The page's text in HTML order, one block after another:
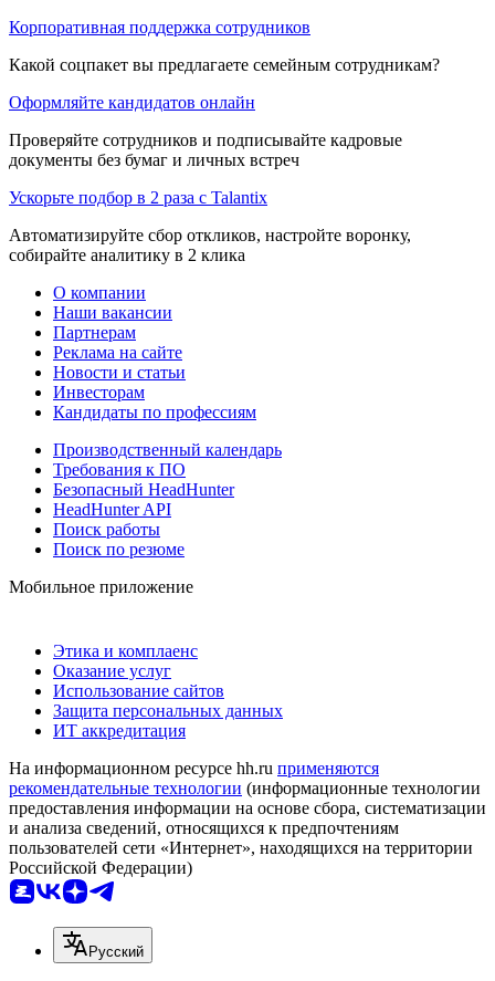
Корпоративная поддержка сотрудников
Какой соцпакет вы предлагаете семейным сотрудникам?
Оформляйте кандидатов онлайн
Проверяйте сотрудников и подписывайте кадровые
документы без бумаг и личных встреч
Ускорьте подбор в 2 раза с Talantix
Автоматизируйте сбор откликов, настройте воронку,
собирайте аналитику в 2 клика
О компании
Наши вакансии
Партнерам
Реклама на сайте
Новости и статьи
Инвесторам
Кандидаты по профессиям
Производственный календарь
Требования к ПО
Безопасный HeadHunter
HeadHunter API
Поиск работы
Поиск по резюме
Мобильное приложение
Этика и комплаенс
Оказание услуг
Использование сайтов
Защита персональных данных
ИТ аккредитация
На информационном ресурсе hh.ru применяются
рекомендательные технологии (информационные технологии
предоставления информации на основе сбора, систематизации
и анализа сведений, относящихся к предпочтениям
пользователей сети «Интернет», находящихся на территории
Российской Федерации)
Русский